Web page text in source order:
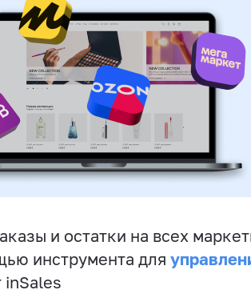
и остатки на всех
инструмента для
inSales